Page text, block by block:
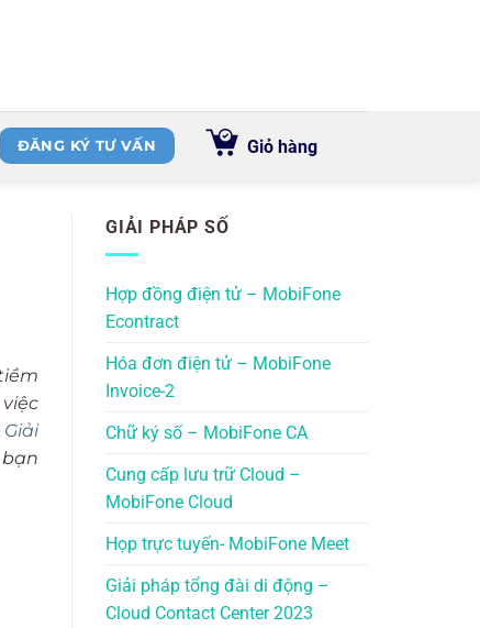
ĐĂNG KÝ TƯ VẤN Giỏ hàng
Giải
GIẢI PHÁP SỐ
Hợp đồng điện tử – MobiFone
Econtract
Hóa đơn điện tử – MobiFone
Invoice-2
Chữ ký số – MobiFone CA
Cung cấp lưu trữ Cloud –
MobiFone Cloud
Họp trực tuyến- MobiFone Meet
Giải pháp tổng đài di động –
Cloud Contact Center 2023